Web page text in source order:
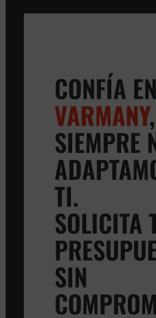
CONFÍA EN
VARMANY,
SIEMPRE
TI.
SOLICITA
SIN